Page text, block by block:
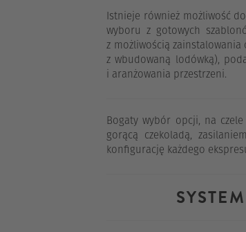
Istnieje również możliwość
wyboru z gotowych
z możliwością
z wbudowaną lodówką),
i aranżowania przestrzeni.
Bogaty wybór opcji, na czele
gorącą czekoladą,
konfigurację każdego